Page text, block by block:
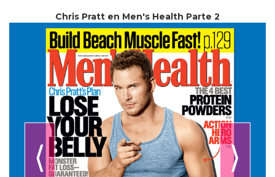
Chris Pratt en Men's Health Parte 2
⟨ ⟩